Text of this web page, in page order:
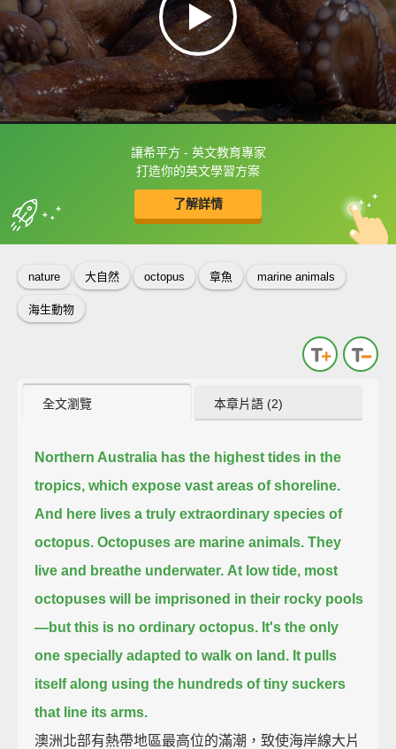
讓希平方 - 英文教育專家
打造你的英文學習方案
了解詳情
框選或點兩下字幕可以直接查字典喔！
收錄佳句 中
英
nature 大自然 octopus 章魚 marine animals
海生動物
全文瀏覽 本章片語 (2)
Northern Australia has the highest tides in the
tropics, which expose vast areas of shoreline.
And here lives a truly extraordinary species of
octopus. Octopuses are marine animals. They
live and breathe underwater. At low tide, most
octopuses will be imprisoned in their rocky pools
—but this is no ordinary octopus. It's the only
one specially adapted to walk on land. It pulls
itself along using the hundreds of tiny suckers
that line its arms.
澳洲北部有熱帶地區最高位的滿潮，致使海岸線大片